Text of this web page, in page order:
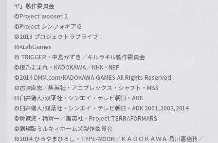
ヤ」製作委員会
©Project wooser 2
©Project シンフォギアＧ
©2013 プロジェクトラブライブ！
©KLabGames
© TRIGGER・中島かずき／キルラキル製作委員会
©橙乃ままれ・KADOKAWA／NHK・NEP
©2014 DMM.com/KADOKAWA GAMES All Rights Reserved.
©古味直志／集英社・アニプレックス・シャフト・MBS
©臼井儀人/双葉社・シンエイ・テレビ朝日・ADK
©臼井儀人/双葉社・シンエイ・テレビ朝日・ADK 2001,2002,2014
©貴家悠・橘賢一／集英社・Project TERRAFORMARS
©劇場版ミルキィホームズ製作委員会
©2014 ひろやまひろし・TYPE-MOON／ＫＡＤＯＫＡＷＡ 角川書店刊／